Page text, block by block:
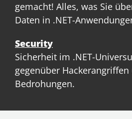
gemacht! Alles, was Sie
Daten in .NET-
Security
Sicherheit im .NET-
gegenüber
Bedrohungen.